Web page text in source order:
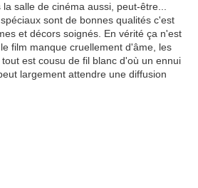
salle de cinéma aussi, peut-être...
sont de bonnes qualités c'est
et décors soignés. En vérité ça n'est
film manque cruellement d'âme, les
est cousu de fil blanc d'où un ennui
largement attendre une diffusion